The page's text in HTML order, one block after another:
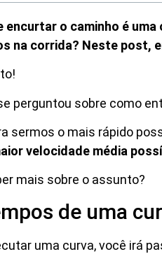
encurtar o caminho é
na corrida? Neste post,
perguntou sobre como
sermos o mais rápido
velocidade média
mais sobre o assunto?
de uma
uma curva, você irá